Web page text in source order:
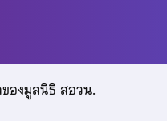
องมูลนิธิ สอวน.